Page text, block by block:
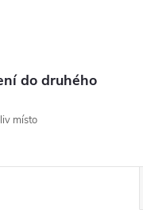
do druhého
místo